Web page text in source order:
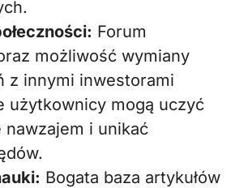
Forum
możliwość wymiany
z innymi inwestorami
użytkownicy mogą uczyć
nawzajem i unikać
Bogata baza artykułów